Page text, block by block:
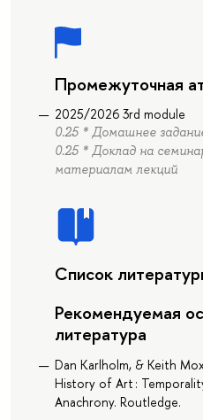
Промежуточная
2025/2026 3rd module
0.25 * Домашнее
0.25 * Доклад на
материалам лекций
Список
Рекомендуемая
литература
Dan Karlholm, & Keith
History of Art :
Anachrony. Routledge.